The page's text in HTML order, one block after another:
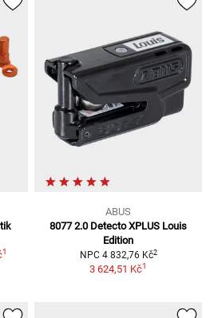
1
ABUS
8077 2.0 Detecto XPLUS Louis
Edition
NPC 4 832,76 Kč2
3 624,51 Kč1